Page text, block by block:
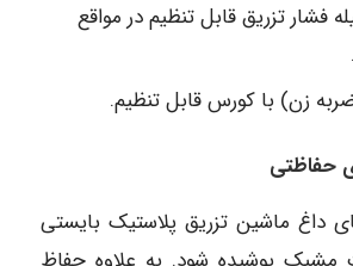
فشار تزریق قابل تنظیم در مواقع
زن) با کورس قابل تنظیم.
حفاظتی
داغ ماشین تزریق پلاستیک بایستی